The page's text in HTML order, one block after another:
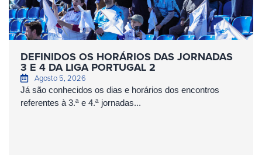
DEFINIDOS OS HORÁRIOS DAS JORNADAS
3 E 4 DA LIGA PORTUGAL 2
Agosto 5, 2026
Já são conhecidos os dias e horários dos encontros
referentes à 3.ª e 4.ª jornadas...